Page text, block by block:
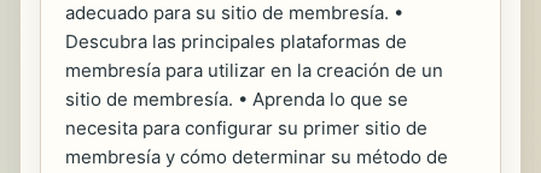
adecuado para su sitio de membresía. •
Descubra las principales plataformas de
membresía para utilizar en la creación de un
sitio de membresía. • Aprenda lo que se
necesita para configurar su primer sitio de
membresía y cómo determinar su método de